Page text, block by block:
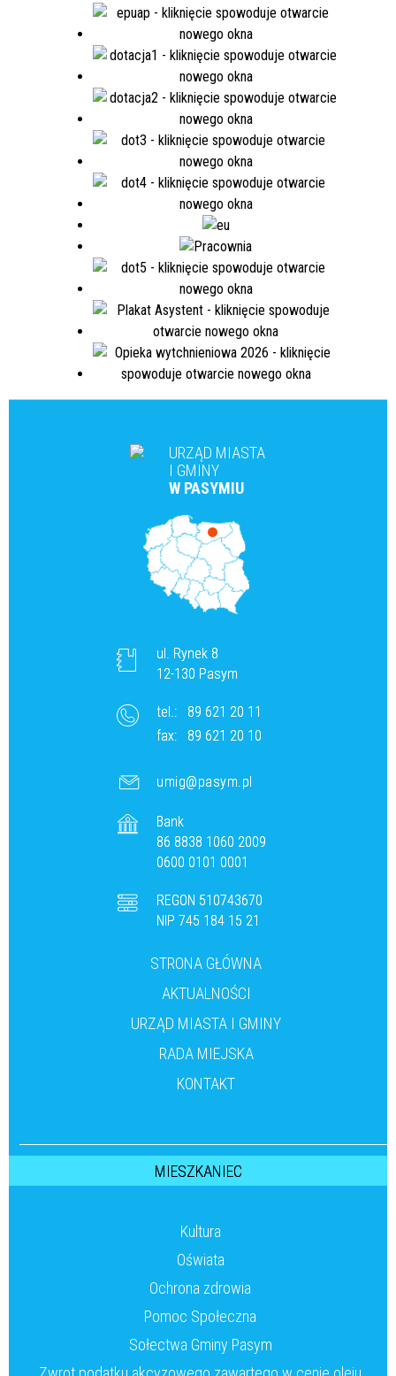
URZĄD MIASTA
I GMINY
W PASYMIU
ul. Rynek 8
12-130 Pasym
tel.:
89 621 20 11
fax:
89 621 20 10
umig@pasym.pl
Bank
86 8838 1060 2009
0600 0101 0001
REGON 510743670
NIP 745 184 15 21
STRONA GŁÓWNA
AKTUALNOŚCI
URZĄD MIASTA I GMINY
RADA MIEJSKA
KONTAKT
MIESZKANIEC
Kultura
Oświata
Ochrona zdrowia
Pomoc Społeczna
Sołectwa Gminy Pasym